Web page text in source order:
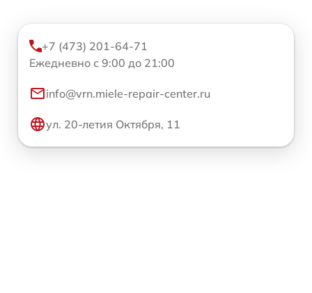
+7 (473) 201-64-71
Ежедневно с 9:00 до 21:00
info@vrn.miele-repair-center.ru
ул. 20-летия Октября, 11